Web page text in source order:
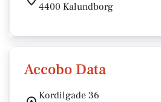
4400 Kalundborg
Accobo Data
Kordilgade 36